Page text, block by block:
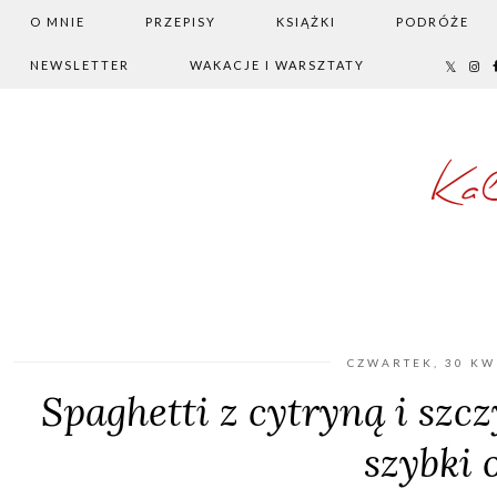
O MNIE PRZEPISY KSIĄŻKI PODRÓŻE
NEWSLETTER WAKACJE I WARSZTATY
CZWARTEK, 30
Spaghetti z cytryną i
szybki